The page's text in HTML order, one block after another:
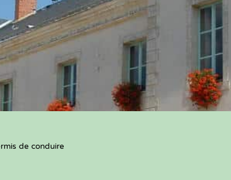
de conduire